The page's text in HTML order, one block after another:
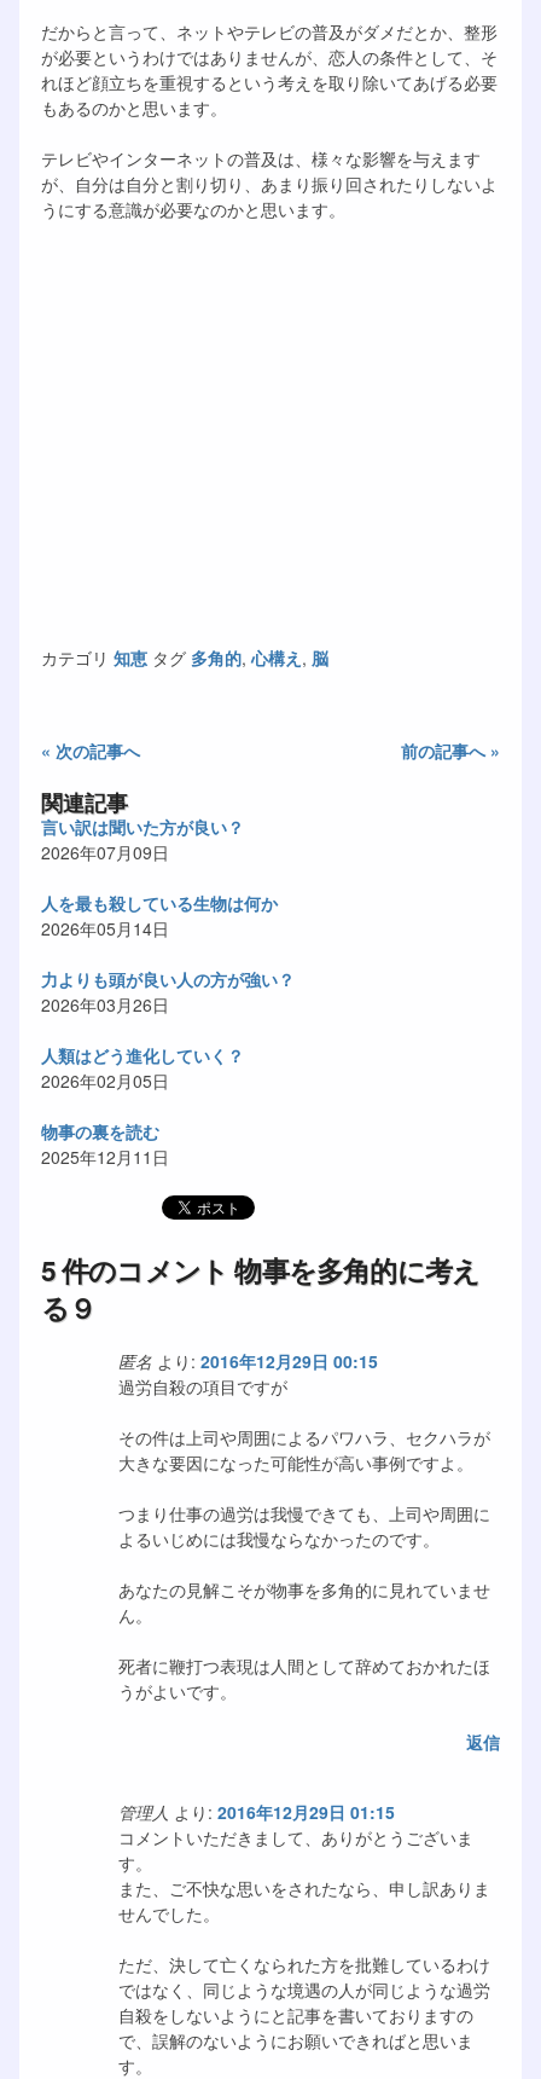
だからと言って、ネットやテレビの普及がダメだとか、整形
が必要というわけではありませんが、恋人の条件として、そ
れほど顔立ちを重視するという考えを取り除いてあげる必要
もあるのかと思います。
テレビやインターネットの普及は、様々な影響を与えます
が、自分は自分と割り切り、あまり振り回されたりしないよ
うにする意識が必要なのかと思います。
カテゴリ 知恵 タグ 多角的, 心構え , 脳
« 次の記事へ 前の記事へ »
関連記事
言い訳は聞いた方が良い？
2026年07月09日
人を最も殺している生物は何か
2026年05月14日
力よりも頭が良い人の方が強い？
2026年03月26日
人類はどう進化していく？
2026年02月05日
物事の裏を読む
2025年12月11日
5 件のコメント 物事を多角的に考え
る９
匿名 より: 2016年12月29日 00:15
過労自殺の項目ですが
その件は上司や周囲によるパワハラ、セクハラが
大きな要因になった可能性が高い事例ですよ。
つまり仕事の過労は我慢できても、上司や周囲に
よるいじめには我慢ならなかったのです。
あなたの見解こそが物事を多角的に見れていませ
ん。
死者に鞭打つ表現は人間として辞めておかれたほ
うがよいです。
返信
管理人 より: 2016年12月29日 01:15
コメントいただきまして、ありがとうございま
す。
また、ご不快な思いをされたなら、申し訳ありま
せんでした。
ただ、決して亡くなられた方を批難しているわけ
ではなく、同じような境遇の人が同じような過労
自殺をしないようにと記事を書いておりますの
で、誤解のないようにお願いできればと思いま
す。